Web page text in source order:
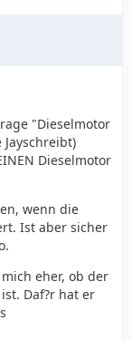
"Dieselmotor
Dieselmotor
wenn die
Ist aber sicher
eher, ob der
Daf?r hat er